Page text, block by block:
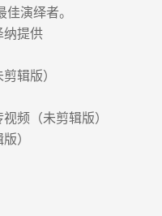
演绎者。
纳提供
辑版）
频（未剪辑版）
）